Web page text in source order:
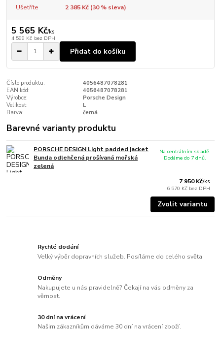
Ušetříte 2 385 Kč (30% sleva)
5 565 Kč/ks
4 599 Kč bez DPH
Přidat do košíku
Číslo produktu:
4056487078281
EAN kód:
4056487078281
Výrobce:
Porsche Design
Velikost:
L
Barva:
černá
Barevné varianty produktu
PORSCHE DESIGN Light padded jacket
Bunda odlehčená prošívaná mořská
zelená
7 950 Kč/ks
6 570 Kč bez DPH
Na centrálním skladě.
Dodáme do 7 dnů.
Zvolit variantu
Rychlé dodání
Velký výběr dopravních služeb. Posíláme do celého světa.
Odměny
Nakupujete u nás pravidelně? Čekají na vás odměny za
věrnost.
30 dní na vrácení
Našim zákazníkům dáváme 30 dní na vrácení zboží.